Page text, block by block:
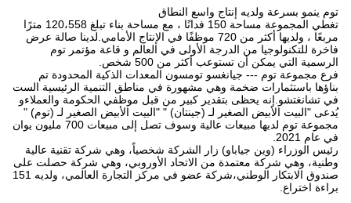
توم ينمو بسرعة ولديه إنتاج واسع النطاق
تغطي المجموعة مساحة 150 فدانًا ، مع مساحة بناء تبلغ 120،558 مترًا
مربعًا ، ولديها أكثر من 720 موظفًا في الإنتاج الأمامي.لدينا صالة عرض
فاخرة للتكنولوجيا من الدرجة الأولى في العالم و قاعة مؤتمر توم
الرسمية التي يمكن أن تستوعب أكثر من 500 شخص.
فرع مجموعة توم --- جيانغسو تومسون المعدات الذكية المحدودة تم
بناؤها باستثمارات ضخمة وهي مشهورة في مناطق التنمية الرئيسية الست
في تشانغتشو.إنه يحظى بتقدير كبير من قبل موظفي الحكومة والعملاءو
يُدعى "البيت الأبيض الصغير لـ (جينتان) " "البيت الأبيض الصغير لـ (توم) "
مجموعة توم لديها مبيعات عالية وسوف تصل إلى مبيعات 700 مليون يوان
في عام 2021.
رئيس الوزراء (وين جياباو) زار الشركة شخصياً، وهي شركة تقنية عالية
وطنية، وهي شركة معتمدة من الاتحاد الأوروبي، وهي شركة حصلت على
صندوق الابتكار الوطني،شركة عضو في مركز التجارة العالمي، ولديه 151
براءة اختراع.